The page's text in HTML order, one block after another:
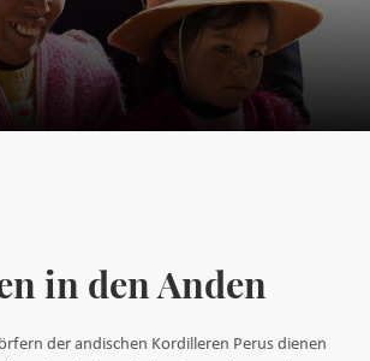
in den Anden
der andischen Kordilleren Perus dienen